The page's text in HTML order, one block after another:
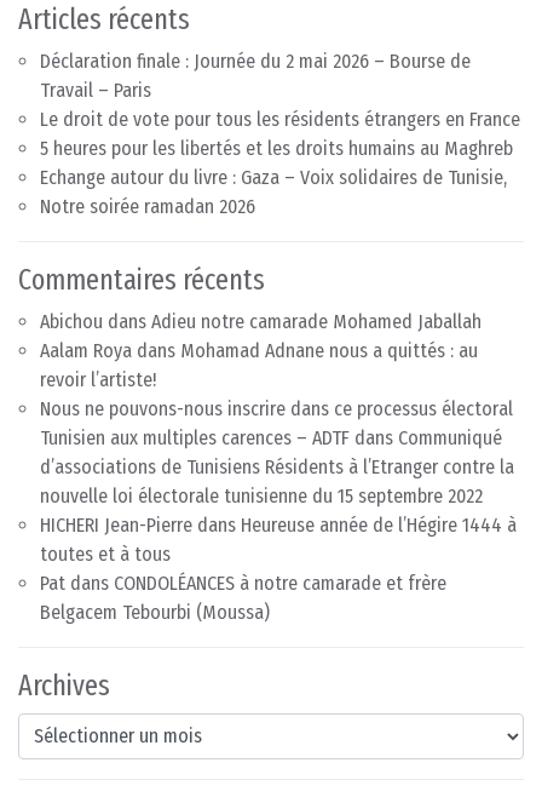
Articles récents
Déclaration finale : Journée du 2 mai 2026 – Bourse de
Travail – Paris
Le droit de vote pour tous les résidents étrangers en France
5 heures pour les libertés et les droits humains au Maghreb
Echange autour du livre : Gaza – Voix solidaires de Tunisie,
Notre soirée ramadan 2026
Commentaires récents
Abichou dans Adieu notre camarade Mohamed Jaballah
Aalam Roya dans Mohamad Adnane nous a quittés : au
revoir l’artiste!
Nous ne pouvons-nous inscrire dans ce processus électoral
Tunisien aux multiples carences – ADTF dans Communiqué
d’associations de Tunisiens Résidents à l’Etranger contre la
nouvelle loi électorale tunisienne du 15 septembre 2022
HICHERI Jean-Pierre dans Heureuse année de l’Hégire 1444 à
toutes et à tous
Pat dans CONDOLÉANCES à notre camarade et frère
Belgacem Tebourbi (Moussa)
Archives
Archives